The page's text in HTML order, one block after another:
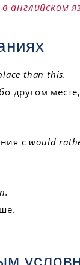
английском
than this.
другом
сwould